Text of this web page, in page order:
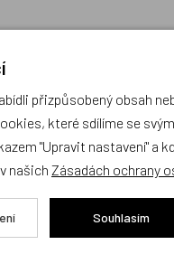
hod).
zákazníků.
přizpůsobený obsah
které sdílíme se
"Upravit nastavení" a
našich Zásadách ochrany
Souhlasím